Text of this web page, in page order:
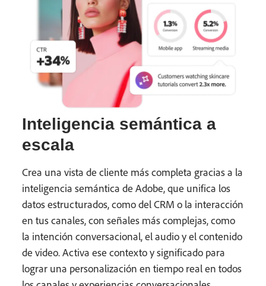
Inteligencia semántica a
escala
Crea una vista de cliente más completa gracias a la
inteligencia semántica de Adobe, que unifica los
datos estructurados, como del CRM o la interacción
en tus canales, con señales más complejas, como
la intención conversacional, el audio y el contenido
de video. Activa ese contexto y significado para
lograr una personalización en tiempo real en todos